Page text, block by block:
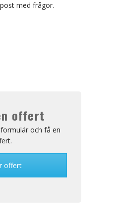
med frågor.
offert
och få en
offert